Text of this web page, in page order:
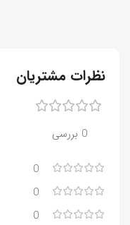
نظرات مشتریان
0 بررسی
0
0
0